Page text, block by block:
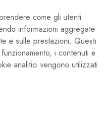
come gli utenti
informazioni aggregate
e sulle prestazioni. Questi
i contenuti e
analitici vengono utilizzati